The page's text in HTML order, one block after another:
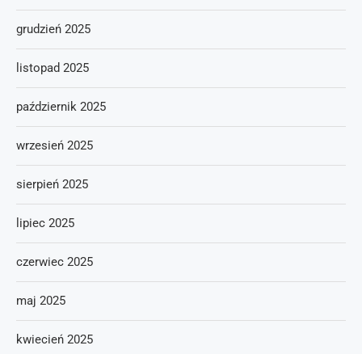
grudzień 2025
listopad 2025
październik 2025
wrzesień 2025
sierpień 2025
lipiec 2025
czerwiec 2025
maj 2025
kwiecień 2025